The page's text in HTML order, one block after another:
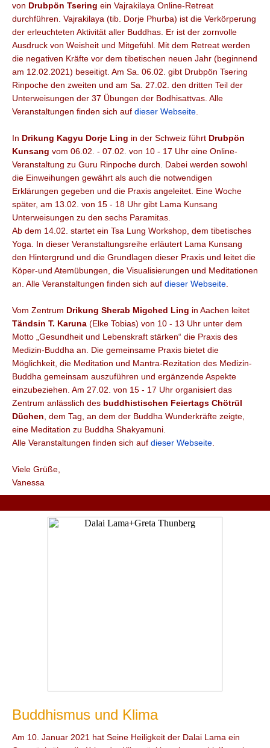
von Drubpön Tsering ein Vajrakilaya Online-Retreat
durchführen. Vajrakilaya (tib. Dorje Phurba) ist die Verkörperung
der erleuchteten Aktivität aller Buddhas. Er ist der zornvolle
Ausdruck von Weisheit und Mitgefühl. Mit dem Retreat werden
die negativen Kräfte vor dem tibetischen neuen Jahr (beginnend
am 12.02.2021) beseitigt. Am Sa. 06.02. gibt Drubpön Tsering
Rinpoche den zweiten und am Sa. 27.02. den dritten Teil der
Unterweisungen der 37 Übungen der Bodhisattvas. Alle
Veranstaltungen finden sich auf dieser Webseite
In Drikung Kagyu Dorje Ling in der Schweiz führt Drubpön
Kunsang vom 06.02. - 07.02. von 10 - 17 Uhr eine Online-
Veranstaltung zu Guru Rinpoche durch. Dabei werden sowohl
die Einweihungen gewährt als auch die notwendigen
Erklärungen gegeben und die Praxis angeleitet. Eine Woche
später, am 13.02. von 15 - 18 Uhr gibt Lama Kunsang
Unterweisungen zu den sechs Paramitas.
Ab dem 14.02. startet ein Tsa Lung Workshop, dem tibetisches
Yoga. In dieser Veranstaltungsreihe erläutert Lama Kunsang
den Hintergrund und die Grundlagen dieser Praxis und leitet die
Köper-und Atemübungen, die Visualisierungen und Meditationen
an. Alle Veranstaltungen finden sich auf dieser Webseite
Vom Zentrum Drikung Sherab Migched Ling in Aachen leitet
Tändsin T. Karuna (Elke Tobias) von 10 - 13 Uhr unter dem
Motto „Gesundheit und Lebenskraft stärken“ die Praxis des
Medizin-Buddha an. Die gemeinsame Praxis bietet die
Möglichkeit, die Meditation und Mantra-Rezitation des Medizin-
Buddha gemeinsam auszuführen und ergänzende Aspekte
einzubeziehen. Am 27.02. von 15 - 17 Uhr organisiert das
Zentrum anlässlich des buddhistischen Feiertags Chötrül
Düchen , dem Tag, an dem der Buddha Wunderkräfte zeigte,
eine Meditation zu Buddha Shakyamuni.
Alle Veranstaltungen finden sich auf dieser Webseite
Viele Grüße,
Vanessa
Buddhismus und Klima
Am 10. Januar 2021 hat Seine Heiligkeit der Dalai Lama ein